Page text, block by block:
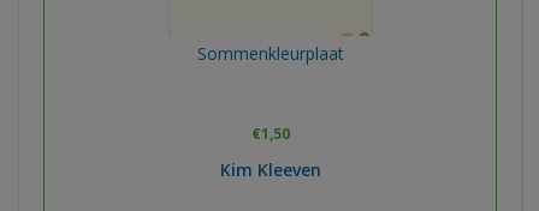
Sommenkleurplaat
€1,50
Kim Kleeven